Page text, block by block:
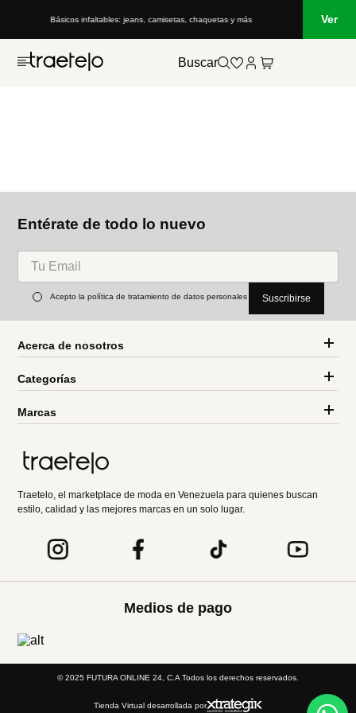
Básicos infaltables: jeans, camisetas, chaquetas y más Ver
Buscar
Entérate de todo lo nuevo
Acepto la política de tratamiento de datos personales Suscribirse
Acerca de nosotros
Categorías
Marcas
Traetelo, el marketplace de moda en Venezuela para quienes buscan
estilo, calidad y las mejores marcas en un solo lugar.
Medios de pago
© 2025 FUTURA ONLINE 24, C.A Todos los derechos reservados.
Tienda Virtual desarrollada por